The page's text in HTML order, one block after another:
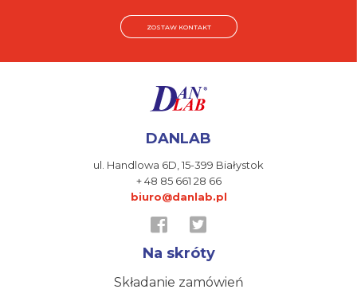
ZOSTAW KONTAKT
DANLAB
ul. Handlowa 6D, 15-399 Białystok
+ 48 85 661 28 66
biuro@danlab.pl
Na skróty
Składanie zamówień